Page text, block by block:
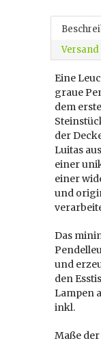
Versand
Eine
graue
dem
der
Luitas
einer
einer
und
Das
und
den
Lampen
inkl.
Maße